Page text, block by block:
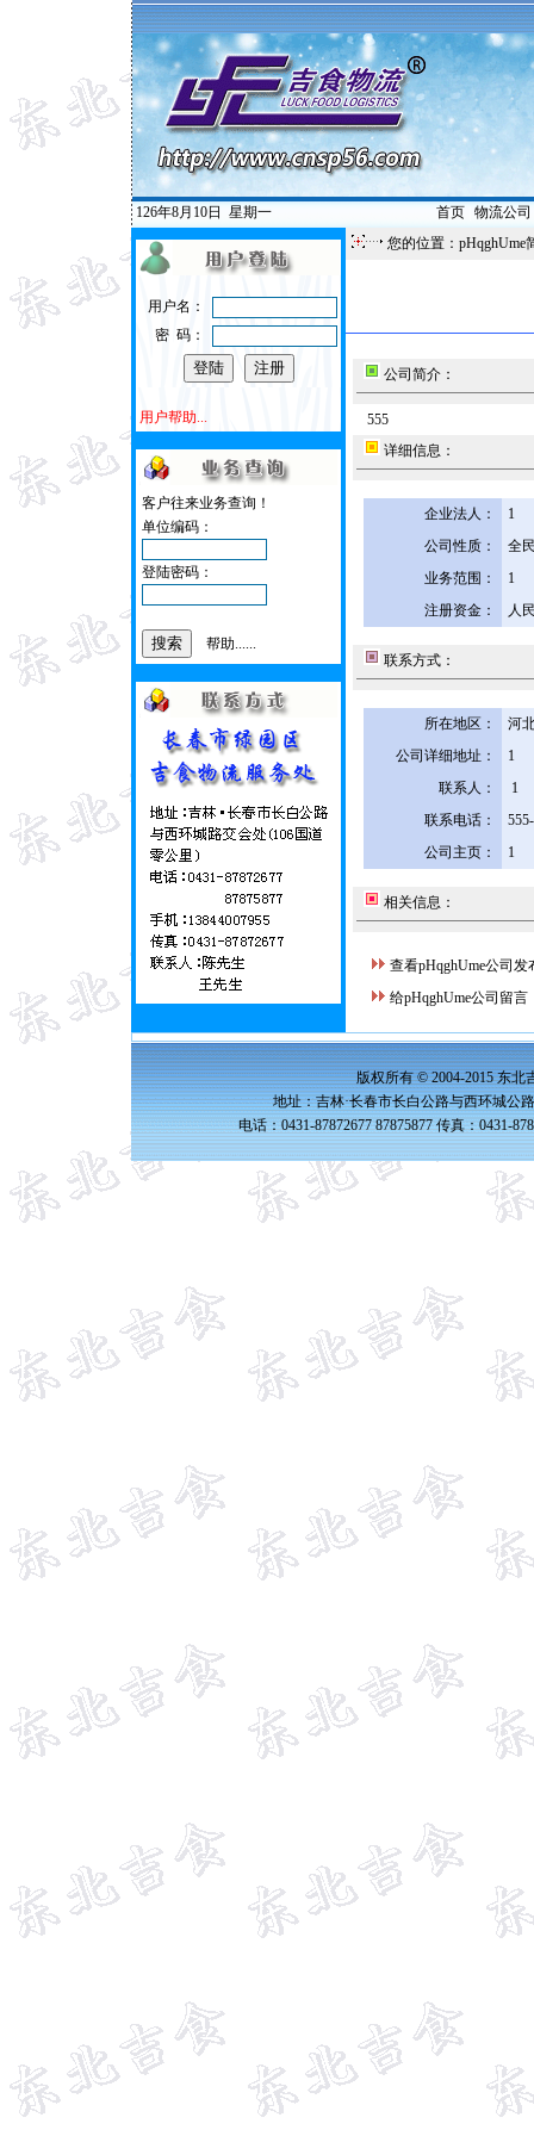
126年8月10日 星期一 首页| 物流公司
用户名：
密 码：
用户帮助...
客户往来业务查询！
单位编码：
登陆密码：
帮助......
您的位置：pHqghUme
公司简介：
555
详细信息：
企业法人：
1
公司性质：
全
业务范围：
1
注册资金：
人
联系方式：
所在地区：
河
公司详细地址：
1
联系人：
1
联系电话：
公司主页：
1
相关信息：
查看pHqghUme公司发
给pHqghUme公司留言
版权所有 © 2004-2015 东北
地址：吉林·长春市长白公路与西环城公
电话：0431-87872677 87875877 传真：0431-